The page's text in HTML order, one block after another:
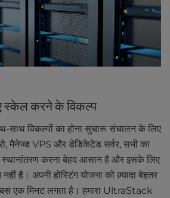
स्केल करने के विकल्प
विकल्पों का होना सुचारू संचालन के लिए
मैनेज्ड VPS और डेडिकेटेड सर्वर, सभी का
करना बेहद आसान है और इसके लिए
है। अपनी होस्टिंग योजना को ज़्यादा बेहतर
एक मिनट लगता है। हमारा UltraStack